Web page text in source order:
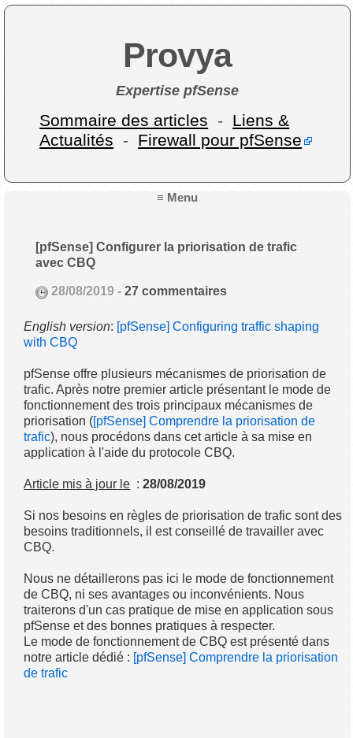
Provya
Expertise pfSense
Sommaire des articles - Liens &
Actualités - Firewall pour pfSense
≡ Menu
[pfSense] Configurer la priorisation de trafic
avec CBQ
28/08/2019 -27 commentaires
English version: [pfSense] Configuring traffic shaping
with CBQ
pfSense offre plusieurs mécanismes de priorisation de
trafic. Après notre premier article présentant le mode de
fonctionnement des trois principaux mécanismes de
priorisation ([pfSense] Comprendre la priorisation de
trafic), nous procédons dans cet article à sa mise en
application à l'aide du protocole CBQ.
Article mis à jour le :28/08/2019
Si nos besoins en règles de priorisation de trafic sont des
besoins traditionnels, il est conseillé de travailler avec
CBQ.
Nous ne détaillerons pas ici le mode de fonctionnement
de CBQ, ni ses avantages ou inconvénients. Nous
traiterons d'un cas pratique de mise en application sous
pfSense et des bonnes pratiques à respecter.
Le mode de fonctionnement de CBQ est présenté dans
notre article dédié : [pfSense] Comprendre la priorisation
de trafic